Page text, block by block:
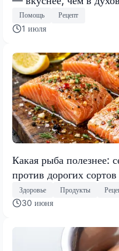
Помощь Рецепт
1 июля
Какая рыба полезнее:
против дорогих сортов
Здоровье Продукты
30 июня